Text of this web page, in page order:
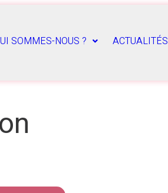
SOMMES-NOUS ? ACTUALITÉS